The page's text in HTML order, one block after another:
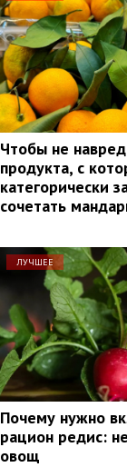
Чтобы не
продукта, с
категорически
сочетать
ЛУЧШЕЕ
Почему нужно
рацион редис:
овощ